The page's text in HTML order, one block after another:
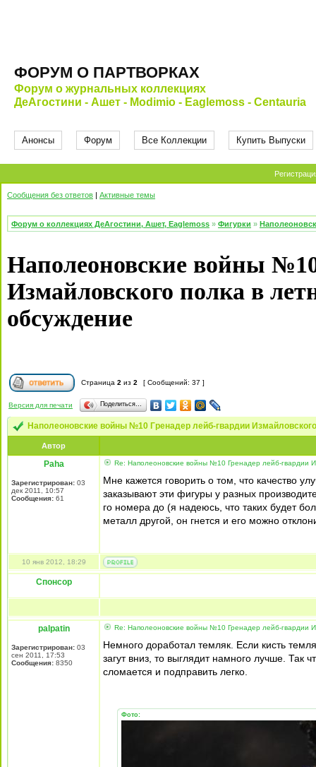
ФОРУМ О ПАРТВОРКАХ
Форум о журнальных коллекциях
ДеАгостини - Ашет - Modimio - Eaglemoss - Centauria
Анонсы Форум Все Коллекции Купить Выпуски
Сообщения без ответов | Активные темы
Форум о коллекциях ДеАгостини, Ашет, Eaglemoss » Фигурки »
Наполеоновские войны
Измайловского полка в
обсуждение
Страница 2 из 2 [ Сообщений: 37 ]
Версия для печати Поделиться…
Наполеоновские войны №10 Гренадер лейб-гвардии
Автор
Paha
Зарегистрирован: 03
дек 2011, 10:57
Сообщения: 61
Re: Наполеоновские войны №10 Гренадер лейб-гвардии
Мне кажется говорить о том, что качество
заказывают эти фигуры у разных
го номера до (я надеюсь, что таких будет
металл другой, он гнется и его можно
10 янв 2012, 18:29
Спонсор
palpatin
Зарегистрирован: 03
сен 2011, 17:53
Сообщения: 8350
Re: Наполеоновские войны №10 Гренадер лейб-гвардии
Немного доработал темляк. Если кисть
загут вниз, то выглядит намного лучше. Так
сломается и подправить легко.
Фото: